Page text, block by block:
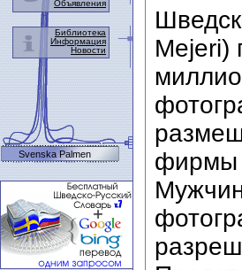
Mejeri)
фирмы
Объявления
Библиотека
Информация
Новости
Svenska Palmen